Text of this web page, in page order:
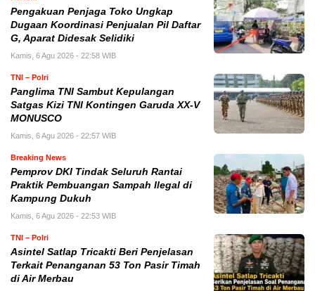
Pengakuan Penjaga Toko Ungkap
Dugaan Koordinasi Penjualan Pil Daftar
G, Aparat Didesak Selidiki
Kamis, 6 Agu 2026 - 22:58 WIB
TNI – Polri
Panglima TNI Sambut Kepulangan
Satgas Kizi TNI Kontingen Garuda XX-V
MONUSCO
Kamis, 6 Agu 2026 - 22:57 WIB
Breaking News
Pemprov DKI Tindak Seluruh Rantai
Praktik Pembuangan Sampah Ilegal di
Kampung Dukuh
Kamis, 6 Agu 2026 - 22:53 WIB
TNI – Polri
Asintel Satlap Tricakti Beri Penjelasan
Terkait Penanganan 53 Ton Pasir Timah
di Air Merbau